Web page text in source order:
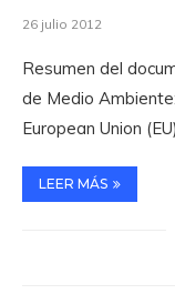
26 julio 2012
Resumen del
de Medio
European Union
LEER MÁS